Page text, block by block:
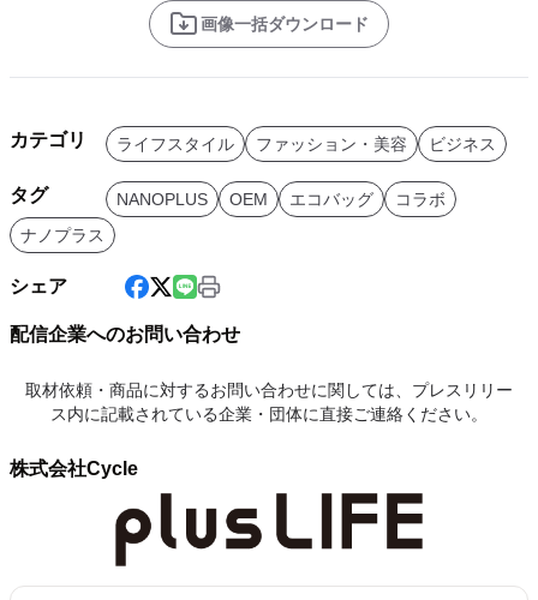
画像一括ダウンロード
カテゴリ ライフスタイル ファッション・美容 ビジネス
タグ NANOPLUS OEM エコバッグ
コラボ
ナノプラス
シェア
配信企業へのお問い合わせ
取材依頼・商品に対するお問い合わせに関しては、プレスリリー
ス内に記載されている企業・団体に直接ご連絡ください。
株式会社Cycle